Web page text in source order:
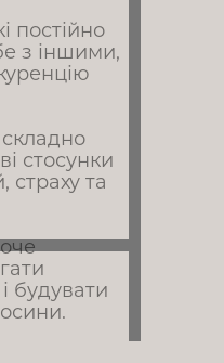
постійно
з іншими,
стосунки
страху та
будувати